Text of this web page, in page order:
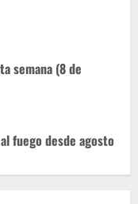
semana (8 de
fuego desde agosto